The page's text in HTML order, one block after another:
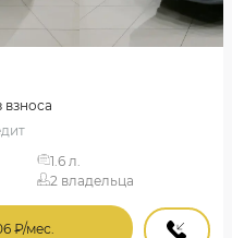
взноса
1.6 л.
2 владельца
₽/мес.